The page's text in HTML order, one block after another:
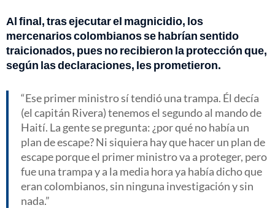
Al final, tras ejecutar el magnicidio, los
mercenarios colombianos se habrían sentido
traicionados, pues no recibieron la protección que,
según las declaraciones, les prometieron.
Ese primer ministro sí tendió una trampa. Él decía
(el capitán Rivera) tenemos el segundo al mando de
Haití. La gente se pregunta: ¿por qué no había un
plan de escape? Ni siquiera hay que hacer un plan de
escape porque el primer ministro va a proteger, pero
fue una trampa y a la media hora ya había dicho que
eran colombianos, sin ninguna investigación y sin
nada.